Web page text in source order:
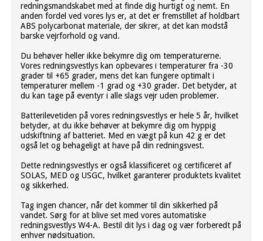
redningsmandskabet med at finde dig hurtigt og nemt. En
anden fordel ved vores lys er, at det er fremstillet af holdbart
ABS polycarbonat materiale, der sikrer, at det kan modstå
barske vejrforhold og vand.
Du behøver heller ikke bekymre dig om temperaturerne.
Vores redningsvestlys kan opbevares i temperaturer fra -30
grader til +65 grader, mens det kan fungere optimalt i
temperaturer mellem -1 grad og +30 grader. Det betyder, at
du kan tage på eventyr i alle slags vejr uden problemer.
Batterilevetiden på vores redningsvestlys er hele 5 år, hvilket
betyder, at du ikke behøver at bekymre dig om hyppig
udskiftning af batteriet. Med en vægt på kun 42 g er det
også let og behageligt at have på din redningsvest.
Dette redningsvestlys er også klassificeret og certificeret af
SOLAS, MED og USGC, hvilket garanterer produktets kvalitet
og sikkerhed.
Tag ingen chancer, når det kommer til din sikkerhed på
vandet. Sørg for at blive set med vores automatiske
redningsvestlys W4-A. Bestil dit lys i dag og vær forberedt på
enhver nødsituation.